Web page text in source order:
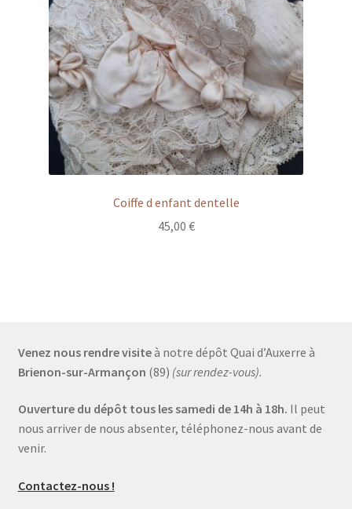
Coiffe d enfant dentelle
45,00 €
Venez nous rendre visiteà notre dépôt Quai d’Auxerre à
Brienon-sur-Armançon (89) (sur rendez-vous).
Ouverture du dépôt tous les samedi de 14h à 18h. Il peut
nous arriver de nous absenter, téléphonez-nous avant de
venir.
Contactez-nous !